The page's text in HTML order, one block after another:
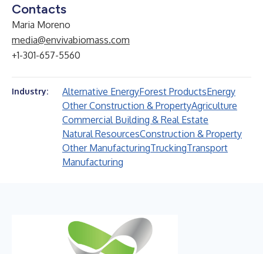
Contacts
Maria Moreno
media@envivabiomass.com
+1-301-657-5560
Industry: Alternative EnergyForest ProductsEnergy
Other Construction & PropertyAgriculture
Commercial Building & Real Estate
Natural ResourcesConstruction & Property
Other ManufacturingTruckingTransport
Manufacturing